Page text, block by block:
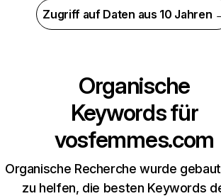
Zugriff auf Daten aus 10 Jahren
Organische
Keywords für
vosfemmes.com
Organische Recherche wurde
zu helfen, die besten Keywords